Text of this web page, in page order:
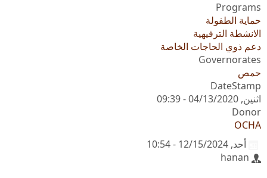
Programs
حماية الطفولة
الانشطة الترفيهية
دعم ذوي الحاجات الخاصة
Governorates
حمص
DateStamp
اثنين, 04/13/2020 - 09:39
Donor
OCHA
أحد, 12/15/2024 - 10:54
hanan